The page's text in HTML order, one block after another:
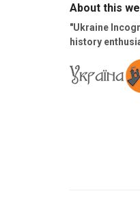
About this
"Ukraine
history